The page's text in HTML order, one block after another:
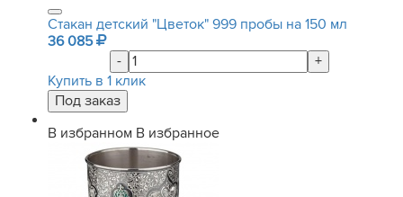
Стакан детский "Цветок" 999 пробы на 150 мл
36 085
-
+
Купить в 1 клик
В избранном В избранное